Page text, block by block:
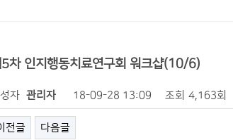
차 인지행동치료연구회 워크샵(10/6)
자 관리자 18-09-28 13:09 조회 4,163회
전글 다음글